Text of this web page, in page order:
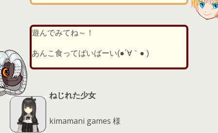
遊んでみてね～！
あんこ食ってばいばーい(●´∀｀● )
ねじれた少女
kimamani games 様